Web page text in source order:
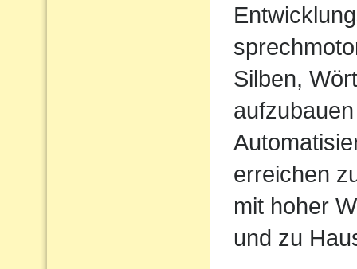
Silben,
erreichen
mit hoher
und zu